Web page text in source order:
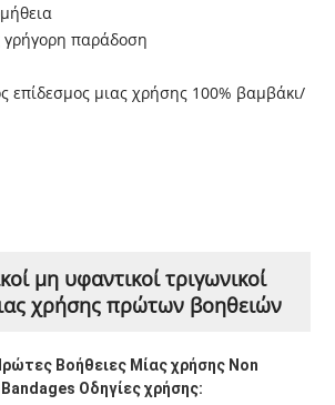
γρήγορη παράδοση
επίδεσμος μιας χρήσης 100% βαμβάκι/
μη υφαντικοί τριγωνικοί
χρήσης πρώτων βοηθειών
Βοήθειες Μίας χρήσης Non
Οδηγίες χρήσης: